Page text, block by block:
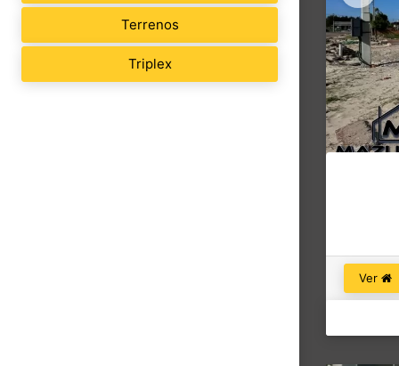
Terrenos
Triplex
Ver